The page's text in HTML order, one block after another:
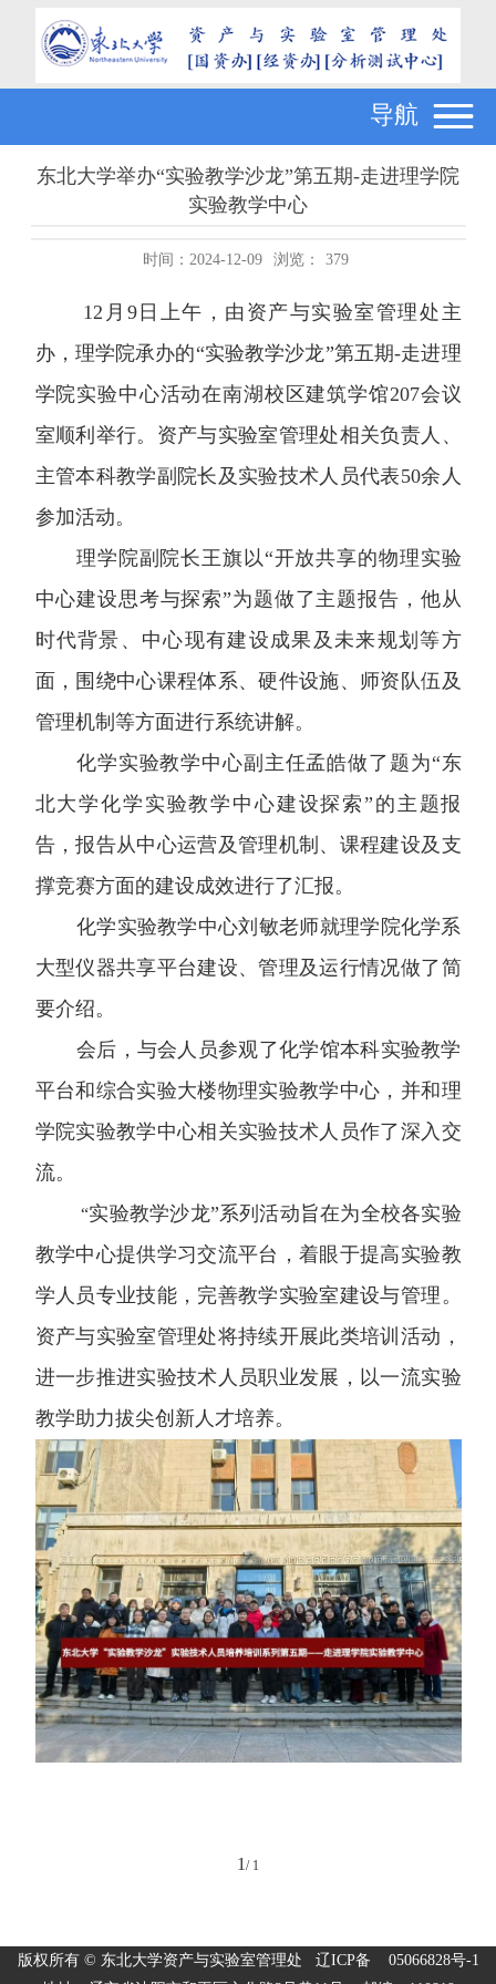
导航
东北大学举办“实验教学沙龙”第五期-走进理学院
实验教学中心
时间：2024-12-09 浏览： 379
12 月 9日上午，由资产与实验室管理处主
办，理学院承办的“实验教学沙龙”第五期-走进理
学院实验中心活动在南湖校区建筑学馆207会议
室顺利举行。资产与实验室管理处相关负责人、
主管本科教学副院长及实验技术人员代表50余人
参加活动。
理学院副院长王旗以“开放共享的物理实验
中心建设思考与探索”为题做了主题报告，他从
时代背景、中心现有建设成果及未来规划等方
面，围绕中心课程体系、硬件设施、师资队伍及
管理机制等方面进行系统讲解。
化学实验教学中心副主任孟皓做了题为“东
北大学化学实验教学中心建设探索”的主题报
告，报告从中心运营及管理机制、课程建设及支
撑竞赛方面的建设成效进行了汇报。
化学实验教学中心刘敏老师就理学院化学系
大型仪器共享平台建设、管理及运行情况做了简
要介绍。
会后，与会人员参观了化学馆本科实验教学
平台和综合实验大楼物理实验教学中心，并和理
学院实验教学中心相关实验技术人员作了深入交
流。
“实验教学沙龙”系列活动旨在为全校各实验
教学中心提供学习交流平台，着眼于提高实验教
学人员专业技能，完善教学实验室建设与管理。
资产与实验室管理处将持续开展此类培训活动，
进一步推进实验技术人员职业发展，以一流实验
教学助力拔尖创新人才培养。
1/ 1
版权所有 © 东北大学资产与实验室管理处 辽ICP备 05066828号-1